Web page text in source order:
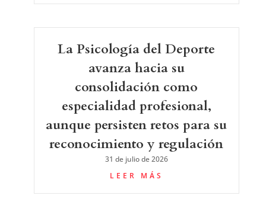
La Psicología del Deporte
avanza hacia su
consolidación como
especialidad profesional,
aunque persisten retos para su
reconocimiento y regulación
31 de julio de 2026
LEER MÁS